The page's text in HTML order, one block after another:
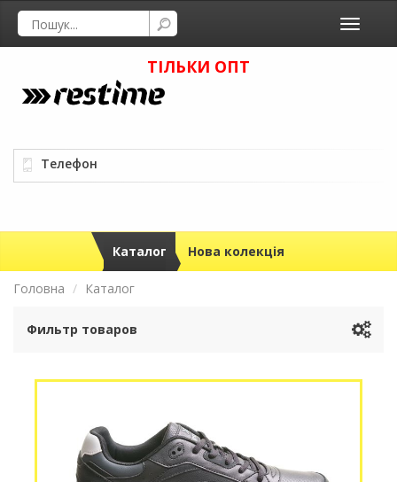
Toggle
ТІЛЬКИ ОПТ
Телефон
Каталог Нова колекція
Головна Каталог
Фильтр товаров